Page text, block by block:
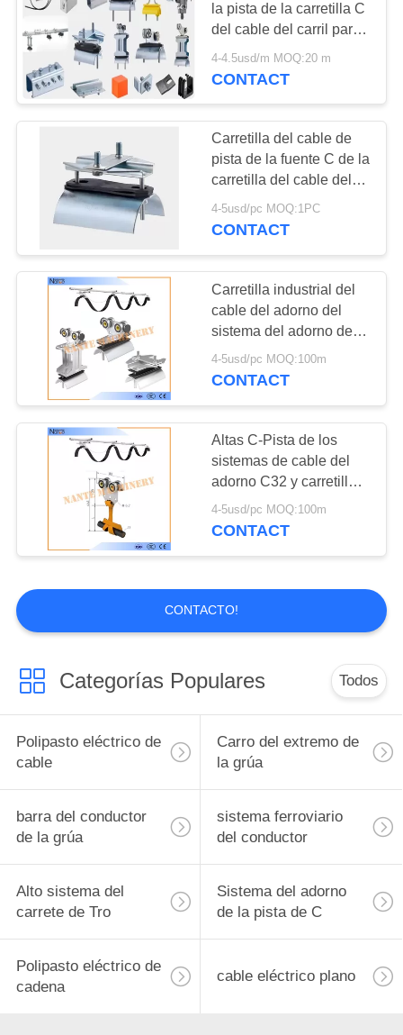
Cabina de la grúa
de arriba
10
Carretón de la grúa
Sistema de la
cadena de energía
16
Carrete de cable de
la grúa
la pista de la carretilla C
del cable del carril para
los componentes de
grúa
4-4.5usd/m MOQ:20 m
CONTACT
Carretilla del cable de
pista de la fuente C de la
carretilla del cable del
extremo C32 para el
sistema del adorno
4-5usd/pc MOQ:1PC
CONTACT
Carretilla industrial del
cable del adorno del
sistema del adorno de la
pista de C para el
sistema de transportador
4-5usd/pc MOQ:100m
CONTACT
Altas C-Pista de los
sistemas de cable del
adorno C32 y carretilla
eficientes del cable
4-5usd/pc MOQ:100m
CONTACT
CONTACTO!
Categorías Populares Todos
Polipasto eléctrico de
cable
Carro del extremo de
la grúa
barra del conductor
de la grúa
sistema ferroviario
del conductor
Alto sistema del
carrete de Tro
Sistema del adorno
de la pista de C
Polipasto eléctrico de
cadena
cable eléctrico plano